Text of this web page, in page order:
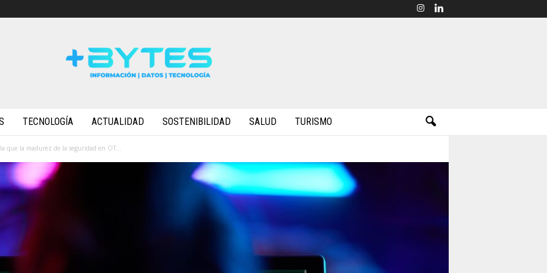
TECNOLOGÍA ACTUALIDAD SOSTENIBILIDAD SALUD TURISMO
que la madurez de la seguridad en OT...